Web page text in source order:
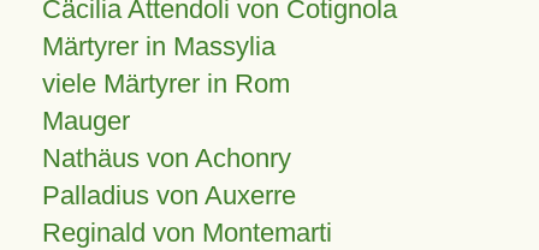
Cäcilia Attendoli von Cotignola
Märtyrer in Massylia
viele Märtyrer in Rom
Mauger
Nathäus von Achonry
Palladius von Auxerre
Reginald von Montemarti